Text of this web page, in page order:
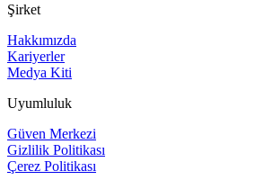
Şirket
Hakkımızda
Kariyerler
Medya Kiti
Uyumluluk
Güven Merkezi
Gizlilik Politikası
Çerez Politikası